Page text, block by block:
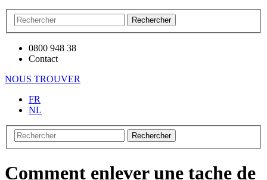
Rechercher
0800 948 38
Contact
NOUS TROUVER
FR
NL
Rechercher
Comment enlever une tache de